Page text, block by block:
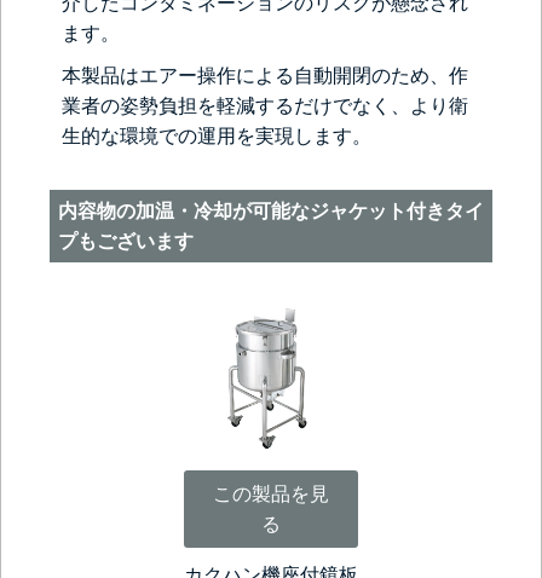
ます。
本製品はエアー操作による自動開閉のため、作
業者の姿勢負担を軽減するだけでなく、より衛
生的な環境での運用を実現します。
内容物の加温・冷却が可能なジャケット付きタイ
プもございます
この製品を見
る